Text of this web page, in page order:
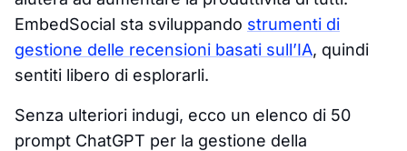
EmbedSocial sta sviluppando strumenti di
gestione delle recensioni basati sull’IA, quindi
sentiti libero di esplorarli.
Senza ulteriori indugi, ecco un elenco di 50
prompt ChatGPT per la gestione della